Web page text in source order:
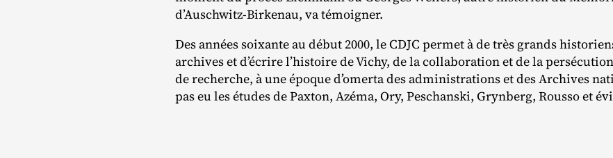
d’Auschwitz-Birkenau, va témoigner.
Des années soixante au début 2000, le CDJC permet à de très grands
archives et d’écrire l’histoire de Vichy, de la collaboration et de la
de recherche, à une époque d’omerta des administrations et des Archives
pas eu les études de Paxton, Azéma, Ory, Peschanski, Grynberg, Rousso et